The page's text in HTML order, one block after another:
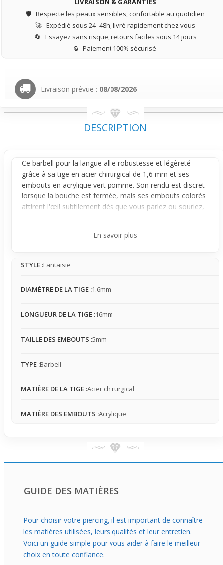
LIVRAISON & GARANTIES
🛡️ Respecte les peaux sensibles, confortable au quotidien
🚀 Expédié sous 24–48h, livré rapidement chez vous
🔄 Essayez sans risque, retours faciles sous 14 jours
🔒 Paiement 100% sécurisé
Livraison prévue : 08/08/2026
DESCRIPTION
Ce barbell pour la langue allie robustesse et légèreté
grâce à sa tige en acier chirurgical de 1,6 mm et ses
embouts en acrylique vert pomme. Son rendu est discret
lorsque la bouche est fermée, mais ses embouts colorés
attirent l'œil subtilement dès que vous parlez ou souriez,
Conçu pour un premierpiercing , ce bijou intègre une
taille modérée et son maintien stable dans la bouche
bouche présente mais maîtrisée. Le contact avec les
langue , ce modèle s'adapte parfaitement à un usage
à votre style, tout en restant suffisamment discret pour
travail ou en contexte sensible. C’est un choix sûr pour
confortable.
En savoir plus
STYLE :Fantaisie
DIAMÈTRE DE LA TIGE :1.6mm
LONGUEUR DE LA TIGE :16mm
TAILLE DES EMBOUTS :5mm
TYPE :Barbell
MATIÈRE DE LA TIGE :Acier chirurgical
MATIÈRE DES EMBOUTS :Acrylique
GUIDE DES MATIÈRES
Pour choisir votre piercing, il est important de connaître
les matières utilisées, leurs qualités et leur entretien.
Voici un guide simple pour vous aider à faire le meilleur
choix en toute confiance.